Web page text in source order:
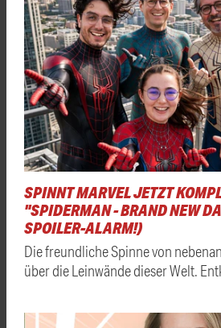
SPINNT MARVEL JETZT
"SPIDERMAN - BRAND NEW
SPOILER-ALARM!)
Die freundliche Spinne von
über die Leinwände dieser Welt.